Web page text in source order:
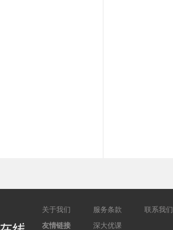
关于我们 服务条款 联系我们
友情链接
深大优课